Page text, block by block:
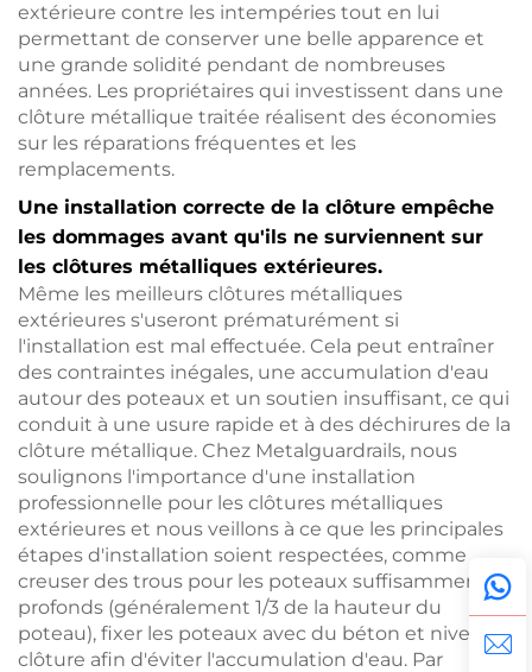
extérieure contre les intempéries tout en lui
permettant de conserver une belle apparence et
une grande solidité pendant de nombreuses
années. Les propriétaires qui investissent dans une
clôture métallique traitée réalisent des économies
sur les réparations fréquentes et les
remplacements.
Une installation correcte de la clôture empêche
les dommages avant qu'ils ne surviennent sur
les clôtures métalliques extérieures.
Même les meilleurs clôtures métalliques
extérieures s'useront prématurément si
l'installation est mal effectuée. Cela peut entraîner
des contraintes inégales, une accumulation d'eau
autour des poteaux et un soutien insuffisant, ce qui
conduit à une usure rapide et à des déchirures de la
clôture métallique. Chez Metalguardrails, nous
soulignons l'importance d'une installation
professionnelle pour les clôtures métalliques
extérieures et nous veillons à ce que les principales
étapes d'installation soient respectées, comme
creuser des trous pour les poteaux suffisamment
profonds (généralement 1/3 de la hauteur du
poteau), fixer les poteaux avec du béton et niveler la
clôture afin d'éviter l'accumulation d'eau. Par